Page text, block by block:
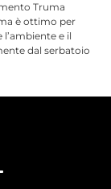
Truma
è ottimo per
e il
dal serbatoio